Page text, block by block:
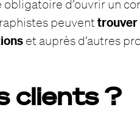
d’ouvrir un
peuventtrouver
et auprès d’autres
clients ?